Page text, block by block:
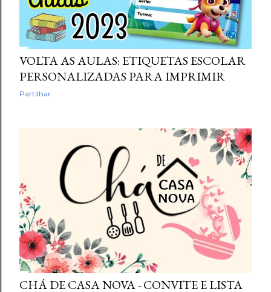
VOLTA AS AULAS: ETIQUETAS ESCOLAR
PERSONALIZADAS PARA IMPRIMIR
Partilhar
CHÁ DE CASA NOVA - CONVITE E LISTA